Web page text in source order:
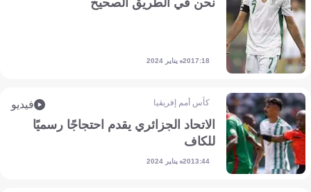
17:1820 يناير 2024
كأس أمم إفريقيا فيديو
الاتحاد الجزائري يقدم احتجاجًا رسميًا
للكاف
13:4420 يناير 2024